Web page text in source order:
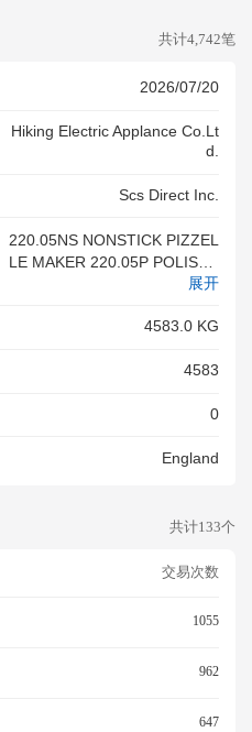
共计4,742笔
2026/07/20
Hiking Electric Applance Co.lt
D.
Scs Direct Inc.
220.05NS NONSTICK PIZZEL
LE MAKER 220.05P POLISHE
D PIZZELE MAKER<br/>
展开
4583.0 KG
4583
0
England
共计133个
交易次数
1055
962
647